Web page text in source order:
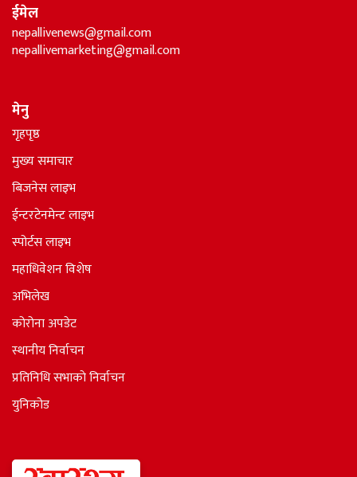
ईमेल
nepallivenews@gmail.com
nepallivemarketing@gmail.com
मेनु
गृहपृष्ठ
मुख्य समाचार
बिजनेस लाइभ
ईन्टरटेनमेन्ट लाइभ
स्पोर्टस लाइभ
महाधिवेशन विशेष
अभिलेख
कोरोना अपडेट
स्थानीय निर्वाचन
प्रतिनिधि सभाकाे निर्वाचन
युनिकोड